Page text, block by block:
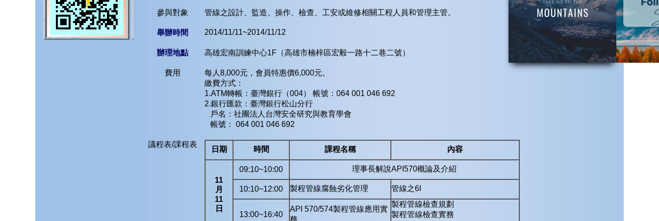
參與對象 管線之設計、監造、操作、檢查、工安或維修相關工程人員和管理主管。
舉辦時間 2014/11/11~2014/11/12
辦理地點 高雄宏南訓練中心1F（高雄市楠梓區宏毅一路十二巷二號）
費用
每人8,000元，會員特惠價6,000元。
繳費方式：
1.ATM轉帳：臺灣銀行（004） 帳號：064 001 046 692
2.銀行匯款：臺灣銀行松山分行
戶名：社團法人台灣安全研究與教育學會
帳號： 064 001 046 692
議程表/課程表
日期 時間 課程名稱 內容
11
月
11
日
09:10~10:00 理事長解說API570概論及介紹
10:10~12:00 製程管線腐蝕劣化管理 管線之6I
13:00~16:40
API 570/574製程管線應用實
務
製程管線檢查規劃
製程管線檢查實務